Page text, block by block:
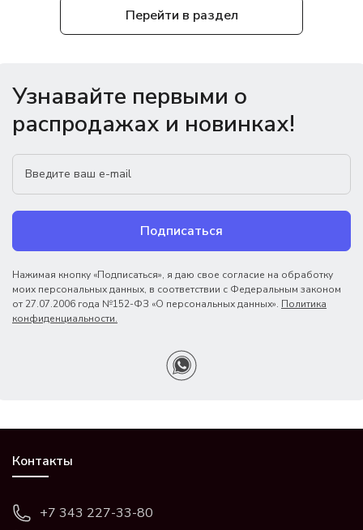
Перейти в раздел
Узнавайте первыми о
распродажах и новинках!
Подписаться
Нажимая кнопку «Подписаться», я даю свое согласие на обработку
моих персональных данных, в соответствии с Федеральным законом
от 27.07.2006 года №152-ФЗ «О персональных данных». Политика
конфиденциальности.
Контакты
+7 343 227-33-80